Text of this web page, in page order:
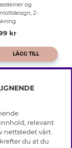
og
2-
kr
LÄGG TILL
relevant
nettstedet vårt.
du at du